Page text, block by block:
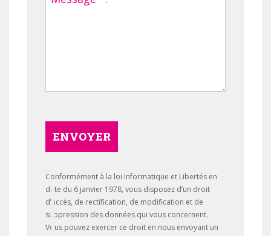
ENVOYER
Conformément à la loi Informatique et Libertés en
date du 6 janvier 1978, vous disposez d’un droit
d’accès, de rectification, de modification et de
suppression des données qui vous concernent.
Vous pouvez exercer ce droit en nous envoyant un